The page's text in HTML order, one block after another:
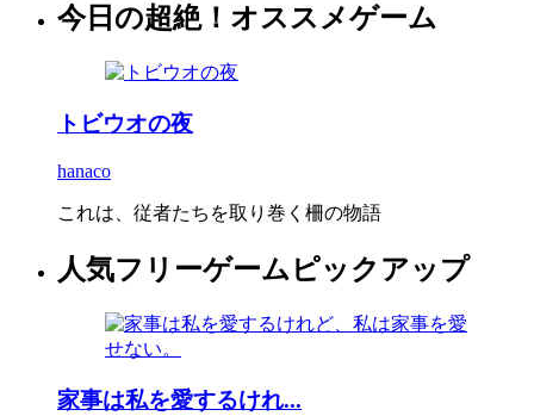
今日の超絶！オススメゲーム
トビウオの夜
hanaco
これは、従者たちを取り巻く柵の物語
人気フリーゲームピックアップ
家事は私を愛するけれ...